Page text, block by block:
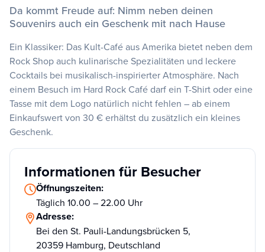
Da kommt Freude auf: Nimm neben deinen
Souvenirs auch ein Geschenk mit nach Hause
Ein Klassiker: Das Kult-Café aus Amerika bietet neben dem
Rock Shop auch kulinarische Spezialitäten und leckere
Cocktails bei musikalisch-inspirierter Atmosphäre. Nach
einem Besuch im Hard Rock Café darf ein T-Shirt oder eine
Tasse mit dem Logo natürlich nicht fehlen – ab einem
Einkaufswert von 30 € erhältst du zusätzlich ein kleines
Geschenk.
Informationen für Besucher
Öffnungszeiten:
Täglich 10.00 – 22.00 Uhr
Adresse:
Bei den St. Pauli-Landungsbrücken 5,
20359 Hamburg, Deutschland